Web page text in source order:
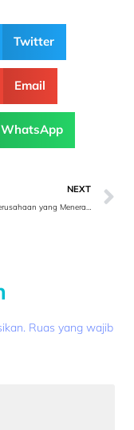
Twitter
Email
WhatsApp
NEXT
Ruas yang wajib